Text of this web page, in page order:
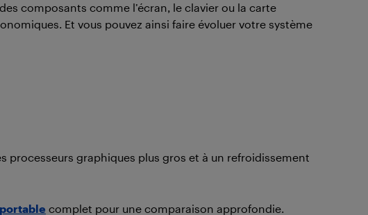
composants comme l’écran, le clavier ou la carte
Et vous pouvez ainsi faire évoluer votre système
processeurs graphiques plus gros et à un refroidissement
complet pour une comparaison approfondie.